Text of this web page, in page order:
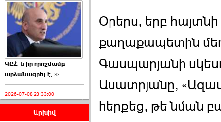
ԿԸՀ-ն իր որոշմամբ
արձանագրել է, ›››
2026-07-08 23:33:00
Արխիվ
Օրերս, երբ
քաղաքապետին
Գասպարյանի
Ասատրյանը,
հերքեց, թե նման